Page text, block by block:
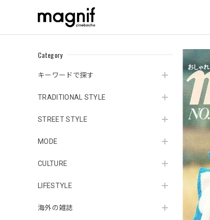
Category
キーワードで探す
TRADITIONAL STYLE
STREET STYLE
MODE
CULTURE
LIFESTYLE
海外の雑誌